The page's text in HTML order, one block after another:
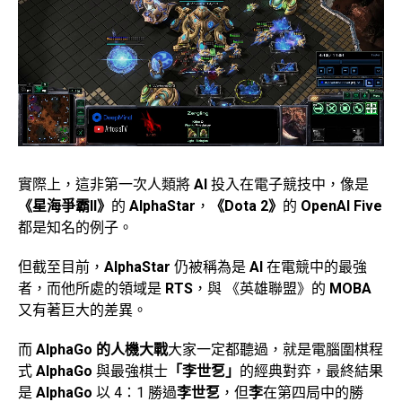
實際上，這非第一次人類將 AI 投入在電子競技中，像是
《星海爭霸II》 的 AlphaStar ， 《Dota 2》 的 OpenAI Five
都是知名的例子。
但截至目前， AlphaStar 仍被稱為是 AI 在電競中的最強
者，而他所處的領域是 RTS ，與 《英雄聯盟》的 MOBA
又有著巨大的差異。
而 AlphaGo 的人機大戰大家一定都聽過，就是電腦圍棋程
式 AlphaGo 與最強棋士 「李世乭」 的經典對弈，最終結果
是 AlphaGo 以 4：1 勝過李世乭 ，但李在第四局中的勝